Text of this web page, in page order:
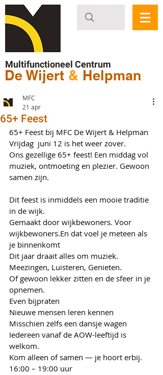
Multifunctioneel Centrum
De Wijert & Helpman
65+ Feest
MFC
21 apr
65+ Feest bij MFC De Wijert & Helpman
Vrijdag  juni 12 is het weer zover.
Ons gezellige 65+ feest! Een middag vol
muziek, ontmoeting en plezier. Gewoon
samen zijn.
Dit feest is inmiddels een mooie traditie
in de wijk.
Gemaakt door wijkbewoners. Voor
wijkbewoners.En dat voel je meteen als
je binnenkomt
Dit jaar draait alles om muziek.
Meezingen, Luisteren, Genieten.
Of gewoon lekker zitten en de sfeer in je
opnemen.
Even bijpraten
Nieuwe mensen leren kennen
Misschien zelfs een dansje wagen
Iedereen vanaf de AOW-leeftijd is
welkom.
Kom alleen of samen — je hoort erbij.
16:00 – 19:00 uur